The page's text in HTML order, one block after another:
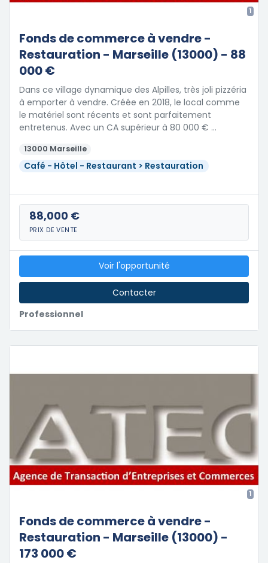
1
Fonds de commerce à vendre -
Restauration - Marseille (13000) - 88
000 €
Dans ce village dynamique des Alpilles, très joli pizzéria
à emporter à vendre. Créée en 2018, le local comme
le matériel sont récents et sont parfaitement
entretenus. Avec un CA supérieur à 80 000 € …
13000 Marseille
Café - Hôtel - Restaurant > Restauration
88,000 €
PRIX DE VENTE
Professionnel
Voir l'opportunité
Contacter
1
Fonds de commerce à vendre -
Restauration - Marseille (13000) -
173 000 €